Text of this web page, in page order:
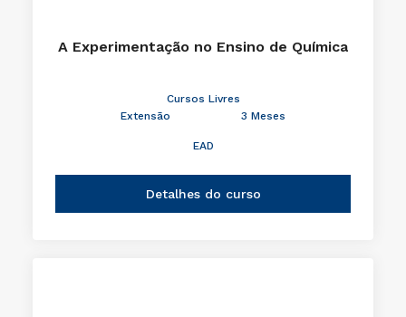
A Experimentação no Ensino de Química
Cursos Livres
Extensão
3 Meses
EAD
Detalhes do curso